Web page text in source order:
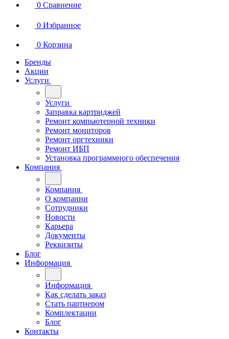
0 Сравнение
0 Избранное
0 Корзина
Бренды
Акции
Услуги
Услуги
Заправка картриджей
Ремонт компьютерной техники
Ремонт мониторов
Ремонт оргтехники
Ремонт ИБП
Установка программного обеспечения
Компания
Компания
О компании
Сотрудники
Новости
Карьера
Документы
Реквизиты
Блог
Информация
Информация
Как сделать заказ
Стать партнером
Комплектации
Блог
Контакты